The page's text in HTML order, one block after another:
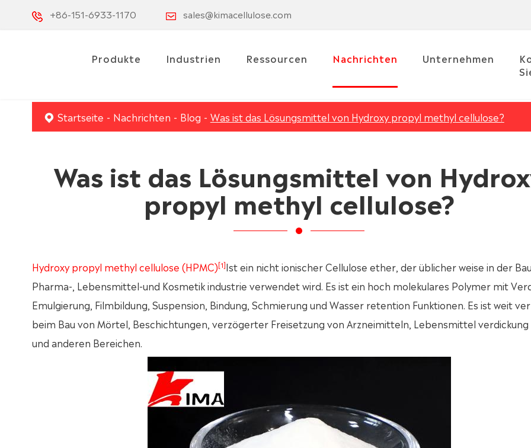
+86-151-6933-1170 sales@kimacellulose.com
Produkte Industrien Ressourcen Nachrichten Unternehmen
Startseite Nachrichten Blog Was ist das Lösungsmittel von Hydroxy propyl methyl cellulose?
Was ist das Lösungsmittel von
propyl methyl cellulose?
Hydroxy propyl methyl cellulose (HPMC)[1]Ist ein nicht ionischer Cellulose ether, der üblicher weise in der
Pharma-, Lebensmittel-und Kosmetik industrie verwendet wird. Es ist ein hoch molekulares Polymer mit
Emulgierung, Filmbildung, Suspension, Bindung, Schmierung und Wasser retention Funktionen. Es ist weit
beim Bau von Mörtel, Beschichtungen, verzögerter Freisetzung von Arzneimitteln, Lebensmittel
und anderen Bereichen.